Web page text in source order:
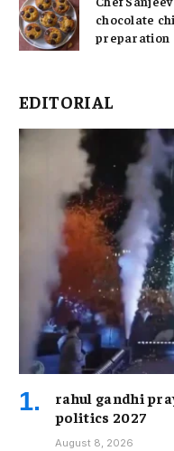
chocolate
preparation
EDITORIAL
rahul gandhi
politics 2027
August 8, 2026